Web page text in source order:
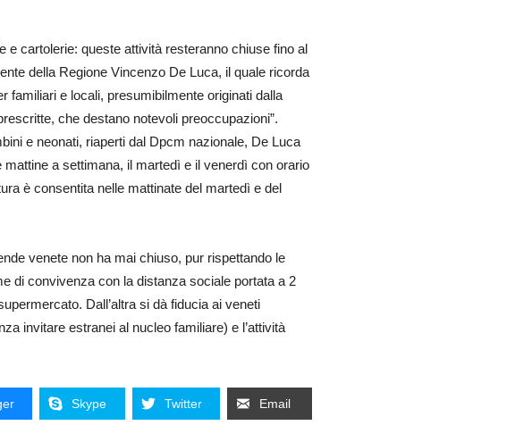
e cartolerie: queste attività resteranno chiuse fino al
della Regione Vincenzo De Luca, il quale ricorda
familiari e locali, presumibilmente originati dalla
che destano notevoli preoccupazioni”.
e neonati, riaperti dal Dpcm nazionale, De Luca
a settimana, il martedì e il venerdì con orario
è consentita nelle mattinate del martedì e del
venete non ha mai chiuso, pur rispettando le
di convivenza con la distanza sociale portata a 2
Dall’altra si dà fiducia ai veneti
invitare estranei al nucleo familiare) e l’attività
Skype Twitter Email